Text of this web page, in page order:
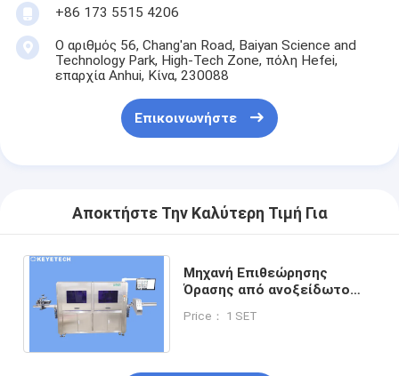
+86 173 5515 4206
Ο αριθμός 56, Chang'an Road, Baiyan Science and
Technology Park, High-Tech Zone, πόλη Hefei,
επαρχία Anhui, Κίνα, 230088
Επικοινωνήστε
Αποκτήστε Την Καλύτερη Τιμή Για
Μηχανή Επιθεώρησης
Όρασης από ανοξείδωτο
Υψηλές Θερμοκρασίες
Price： 1 SET